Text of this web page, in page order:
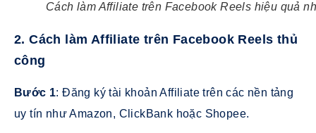
Cách làm Affiliate trên Facebook Reels hiệu quả
2. Cách làm Affiliate trên Facebook Reels thủ
công
Bước 1: Đăng ký tài khoản Affiliate trên các nền tảng
uy tín như Amazon, ClickBank hoặc Shopee.